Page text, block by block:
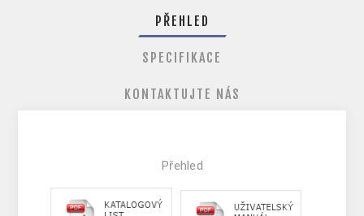
PŘEHLED
SPECIFIKACE
KONTAKTUJTE NÁS
Přehled